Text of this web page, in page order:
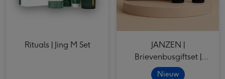
Rituals | Jing M Set
JANZEN |
Brievenbusgiftset |
Gracious | 2 x 50ml
Nieuw